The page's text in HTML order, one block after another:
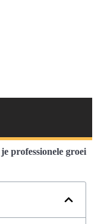
professionele groei